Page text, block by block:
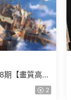
【畫質高清
2